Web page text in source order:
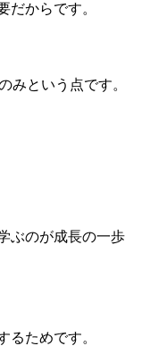
だからです。
みという点です。
ぶのが成長の一歩
るためです。